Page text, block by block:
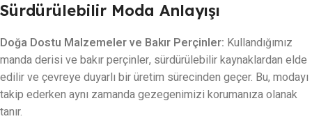
Sürdürülebilir Moda Anlayışı
Doğa Dostu Malzemeler ve Bakır Perçinler: Kullandığımız
manda derisi ve bakır perçinler, sürdürülebilir kaynaklardan elde
edilir ve çevreye duyarlı bir üretim sürecinden geçer. Bu, modayı
takip ederken aynı zamanda gezegenimizi korumanıza olanak
tanır.